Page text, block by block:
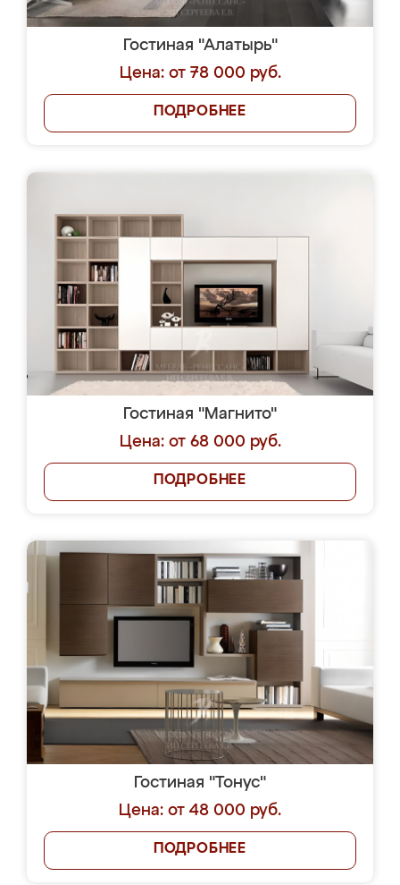
Гостиная "Алатырь"
Цена: от 78 000 руб.
ПОДРОБНЕЕ
Гостиная "Магнито"
Цена: от 68 000 руб.
ПОДРОБНЕЕ
Гостиная "Тонус"
Цена: от 48 000 руб.
ПОДРОБНЕЕ